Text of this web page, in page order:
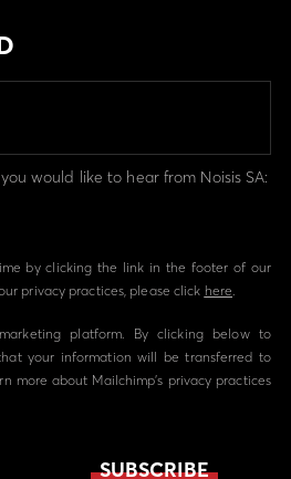
would like to hear from Noisis SA:
by clicking the link in the footer of our
privacy practices, please click here.
platform. By clicking below to
your information will be transferred to
more about Mailchimp's privacy practices